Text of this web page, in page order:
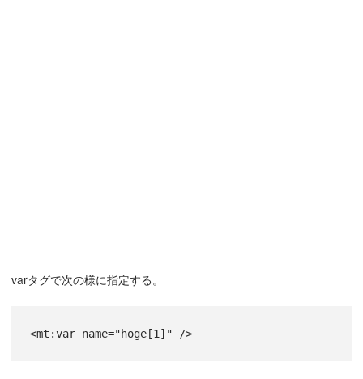
varタグで次の様に指定する。
<mt:var name="hoge[1]" />